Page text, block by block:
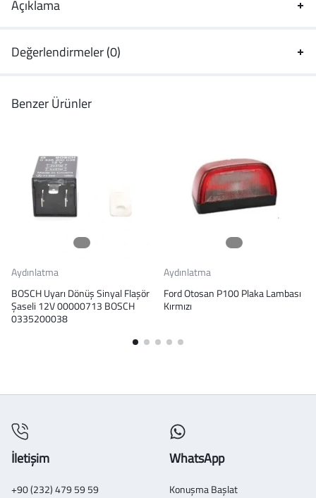
Açıklama
Değerlendirmeler (0)
Benzer Ürünler
Aydınlatma
BOSCH Uyarı Dönüş Sinyal Flaşör
Şaseli 12V 00000713 BOSCH
0335200038
Aydınlatma
Ford Otosan P100 Plaka Lambası
Kırmızı
İletişim
+90 (232) 479 59 59
WhatsApp
Konuşma Başlat